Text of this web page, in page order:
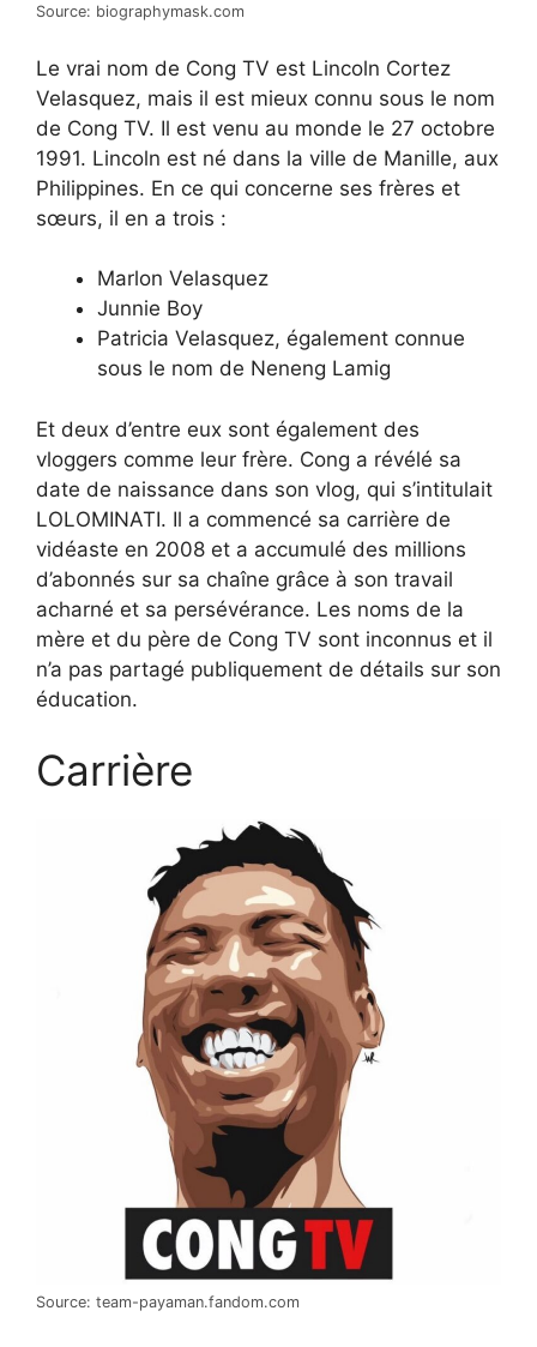
Source: biographymask.com
Le vrai nom de Cong TV est Lincoln Cortez
Velasquez, mais il est mieux connu sous le nom
de Cong TV. Il est venu au monde le 27 octobre
1991. Lincoln est né dans la ville de Manille, aux
Philippines. En ce qui concerne ses frères et
sœurs, il en a trois :
Marlon Velasquez
Junnie Boy
Patricia Velasquez, également connue
sous le nom de Neneng Lamig
Et deux d’entre eux sont également des
vloggers comme leur frère. Cong a révélé sa
date de naissance dans son vlog, qui s’intitulait
LOLOMINATI. Il a commencé sa carrière de
vidéaste en 2008 et a accumulé des millions
d’abonnés sur sa chaîne grâce à son travail
acharné et sa persévérance. Les noms de la
mère et du père de Cong TV sont inconnus et il
n’a pas partagé publiquement de détails sur son
éducation.
Carrière
Source: team-payaman.fandom.com